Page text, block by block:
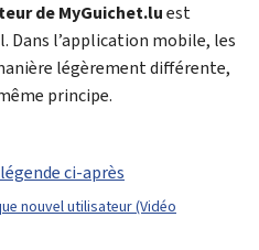
deMyGuichet.luest
Dans l’application mobile, les
légèrement différente,
principe.
nouvel utilisateur (Vidéo